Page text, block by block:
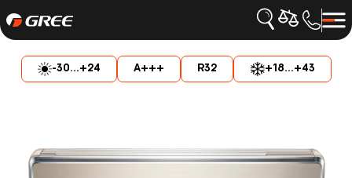
-30...+24 A+++ R32 +18...+43